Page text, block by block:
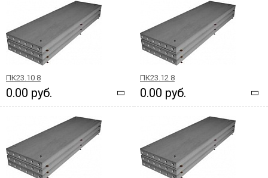
ПК23.10 8
0.00 руб.
ПК23.12 8
0.00 руб.